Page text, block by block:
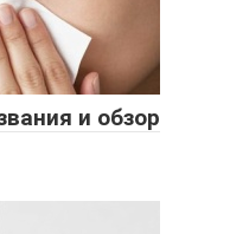
и обзор